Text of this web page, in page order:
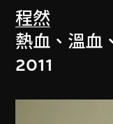
程然
熱血、溫血
2011